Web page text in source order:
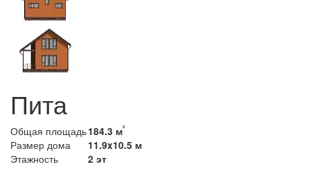
Пита
Общая площадь184.3 м²
Размер дома
11.9x10.5 м
Этажность
2 эт